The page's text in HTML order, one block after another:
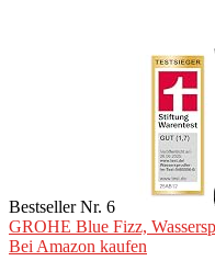
Bestseller Nr. 6
GROHE Blue Fizz,
Bei Amazon kaufen